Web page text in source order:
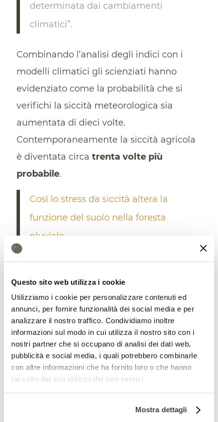
Questo sito web utilizza i cookie
Utilizziamo i cookie per personalizzare contenuti ed
annunci, per fornire funzionalità dei social media e per
analizzare il nostro traffico. Condividiamo inoltre
informazioni sul modo in cui utilizza il nostro sito con i
nostri partner che si occupano di analisi dei dati web,
pubblicità e social media, i quali potrebbero combinarle
con altre informazioni che ha fornito loro o che hanno
raccolto dal suo utilizzo dei loro servizi.
Mostra dettagli
determinata dai cambiamenti
climatici”.
Combinando l’analisi degli indici con i
modelli climatici gli scienziati hanno
evidenziato come la probabilità che si
verifichi la siccità meteorologica sia
aumentata di dieci volte.
Contemporaneamente la siccità agricola
è diventata circa trenta volte più
probabile.
Così lo stress da siccità altera la
funzione del suolo nella foresta
pluviale
In Amazzonia l’effetto sul suolo è
determinante
Il problema è noto da tempo. Lo scorso
anno, unostudiocinese pubblicato sulla
rivistaScience, ha osservato come la
siccità lampo, ovvero il fenomeno della
carenza idrica improvvisa, stia diventando